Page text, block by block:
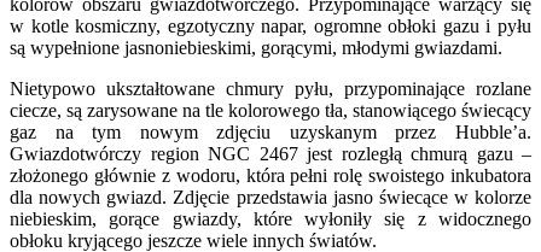
w kotle kosmiczny, egzotyczny napar, ogromne obłoki gazu i pyłu
są wypełnione jasnoniebieskimi, gorącymi, młodymi gwiazdami.
Nietypowo ukształtowane chmury pyłu, przypominające rozlane
ciecze, są zarysowane na tle kolorowego tła, stanowiącego świecący
gaz na tym nowym zdjęciu uzyskanym przez Hubble’a.
Gwiazdotwórczy region NGC 2467 jest rozległą chmurą gazu –
złożonego głównie z wodoru, która pełni rolę swoistego inkubatora
dla nowych gwiazd. Zdjęcie przedstawia jasno świecące w kolorze
niebieskim, gorące gwiazdy, które wyłoniły się z widocznego
obłoku kryjącego jeszcze wiele innych światów.